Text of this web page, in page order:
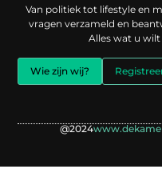
Van politiek tot lifestyle en
vragen verzameld en
Alles wat u
Wie zijn wij?
@2024